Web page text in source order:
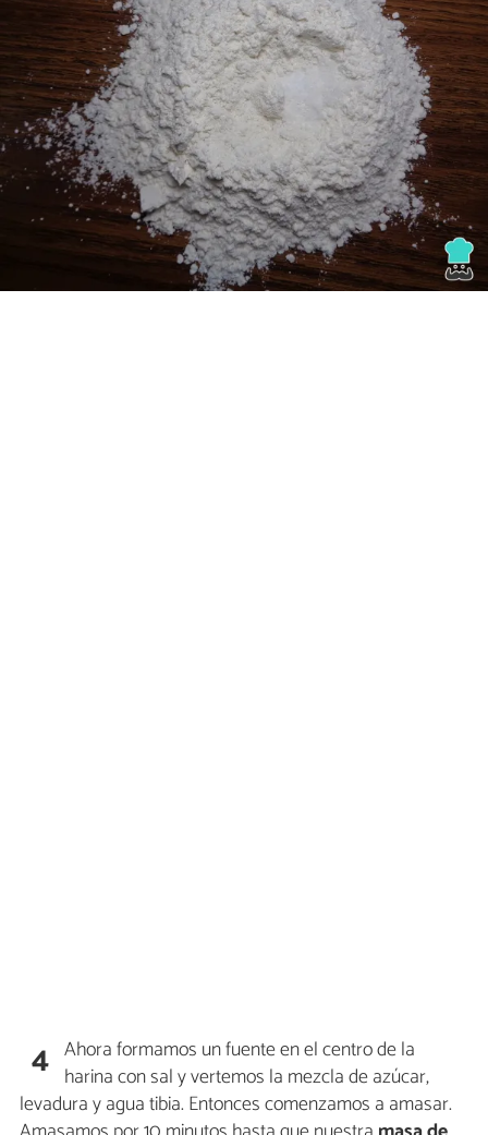
4 Ahora formamos un fuente en el centro de la
harina con sal y vertemos la mezcla de azúcar,
levadura y agua tibia. Entonces comenzamos a amasar.